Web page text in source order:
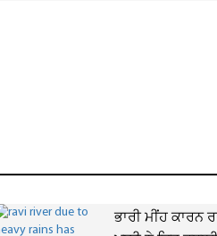
ਭਾਰੀ ਮੀਂਹ ਕਾਰਨ